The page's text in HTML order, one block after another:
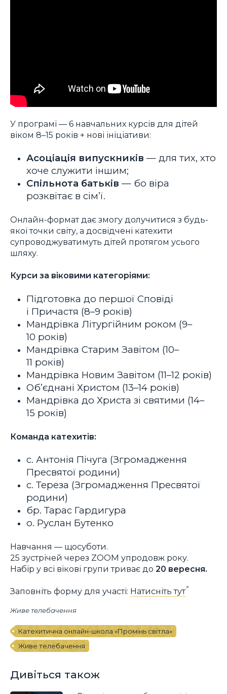
У програмі — 6 навчальних курсів для дітей
віком 8–15 років + нові ініціативи:
Асоціація випускників — для тих, хто
хоче служити іншим;
Спільнота батьків — бо віра
розквітає в сім’ї.
Онлайн-формат дає змогу долучитися з будь-
якої точки світу, а досвідчені катехити
супроводжуватимуть дітей протягом усього
шляху.
Курси за віковими категоріями:
Підготовка до першої Сповіді
і Причастя (8–9 років)
Мандрівка Літургійним роком (9–
10 років)
Мандрівка Старим Завітом (10–
11 років)
Мандрівка Новим Завітом (11–12 років)
Об’єднані Христом (13–14 років)
Мандрівка до Христа зі святими (14–
15 років)
Команда катехитів:
с. Антонія Пічуга (Згромадження
Пресвятої родини)
с. Тереза (Згромадження Пресвятої
родини)
бр. Тарас Гардигура
о. Руслан Бутенко
Навчання — щосуботи.
25 зустрічей через ZOOM упродовж року.
Набір у всі вікові групи триває до 20 вересня.
Заповніть форму для участі: Натисніть тут
Живе телебачення
Катехитична онлайн-школа «Промінь світла»
Живе телебачення
Дивіться також